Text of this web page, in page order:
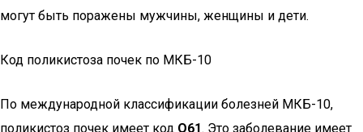
могут быть поражены мужчины, женщины и дети.
Код поликистоза почек по МКБ-10
По международной классификации болезней МКБ-10,
поликистоз почек имеет код Q61. Это заболевание имеет